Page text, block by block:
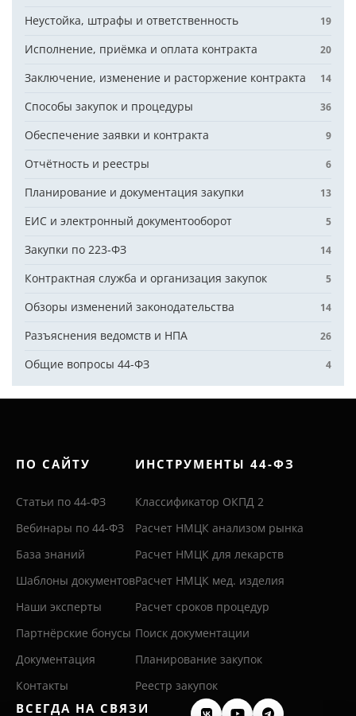
Неустойка, штрафы и ответственность 19
Исполнение, приёмка и оплата контракта 20
Заключение, изменение и расторжение контракта 14
Способы закупок и процедуры 36
Обеспечение заявки и контракта 9
Отчётность и реестры 6
Планирование и документация закупки 13
ЕИС и электронный документооборот 5
Закупки по 223-ФЗ 14
Контрактная служба и организация закупок 5
Обзоры изменений законодательства 14
Разъяснения ведомств и НПА 26
Общие вопросы 44-ФЗ 4
ПО САЙТУ
Статьи по 44-ФЗ
Вебинары по 44-ФЗ
База знаний
Шаблоны документов
Наши эксперты
Партнёрские бонусы
Документация
Контакты
ИНСТРУМЕНТЫ 44-ФЗ
Классификатор ОКПД 2
Расчет НМЦК анализом рынка
Расчет НМЦК для лекарств
Расчет НМЦК мед. изделия
Расчет сроков процедур
Поиск документации
Планирование закупок
Реестр закупок
ВСЕГДА НА СВЯЗИ